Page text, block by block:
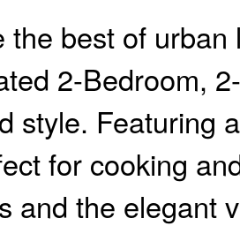
the best of
2-Bedroom,
style. Featuring
for cooking
and the elegant